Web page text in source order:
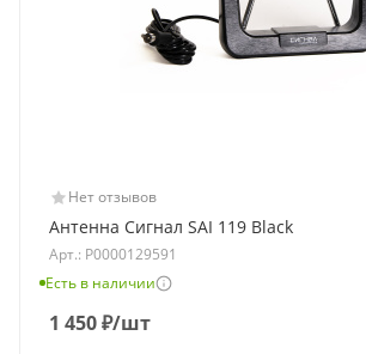
Нет отзывов
Антенна Сигнал SAI 119 Black
Арт.: Р0000129591
Есть в наличии
1 450₽/шт